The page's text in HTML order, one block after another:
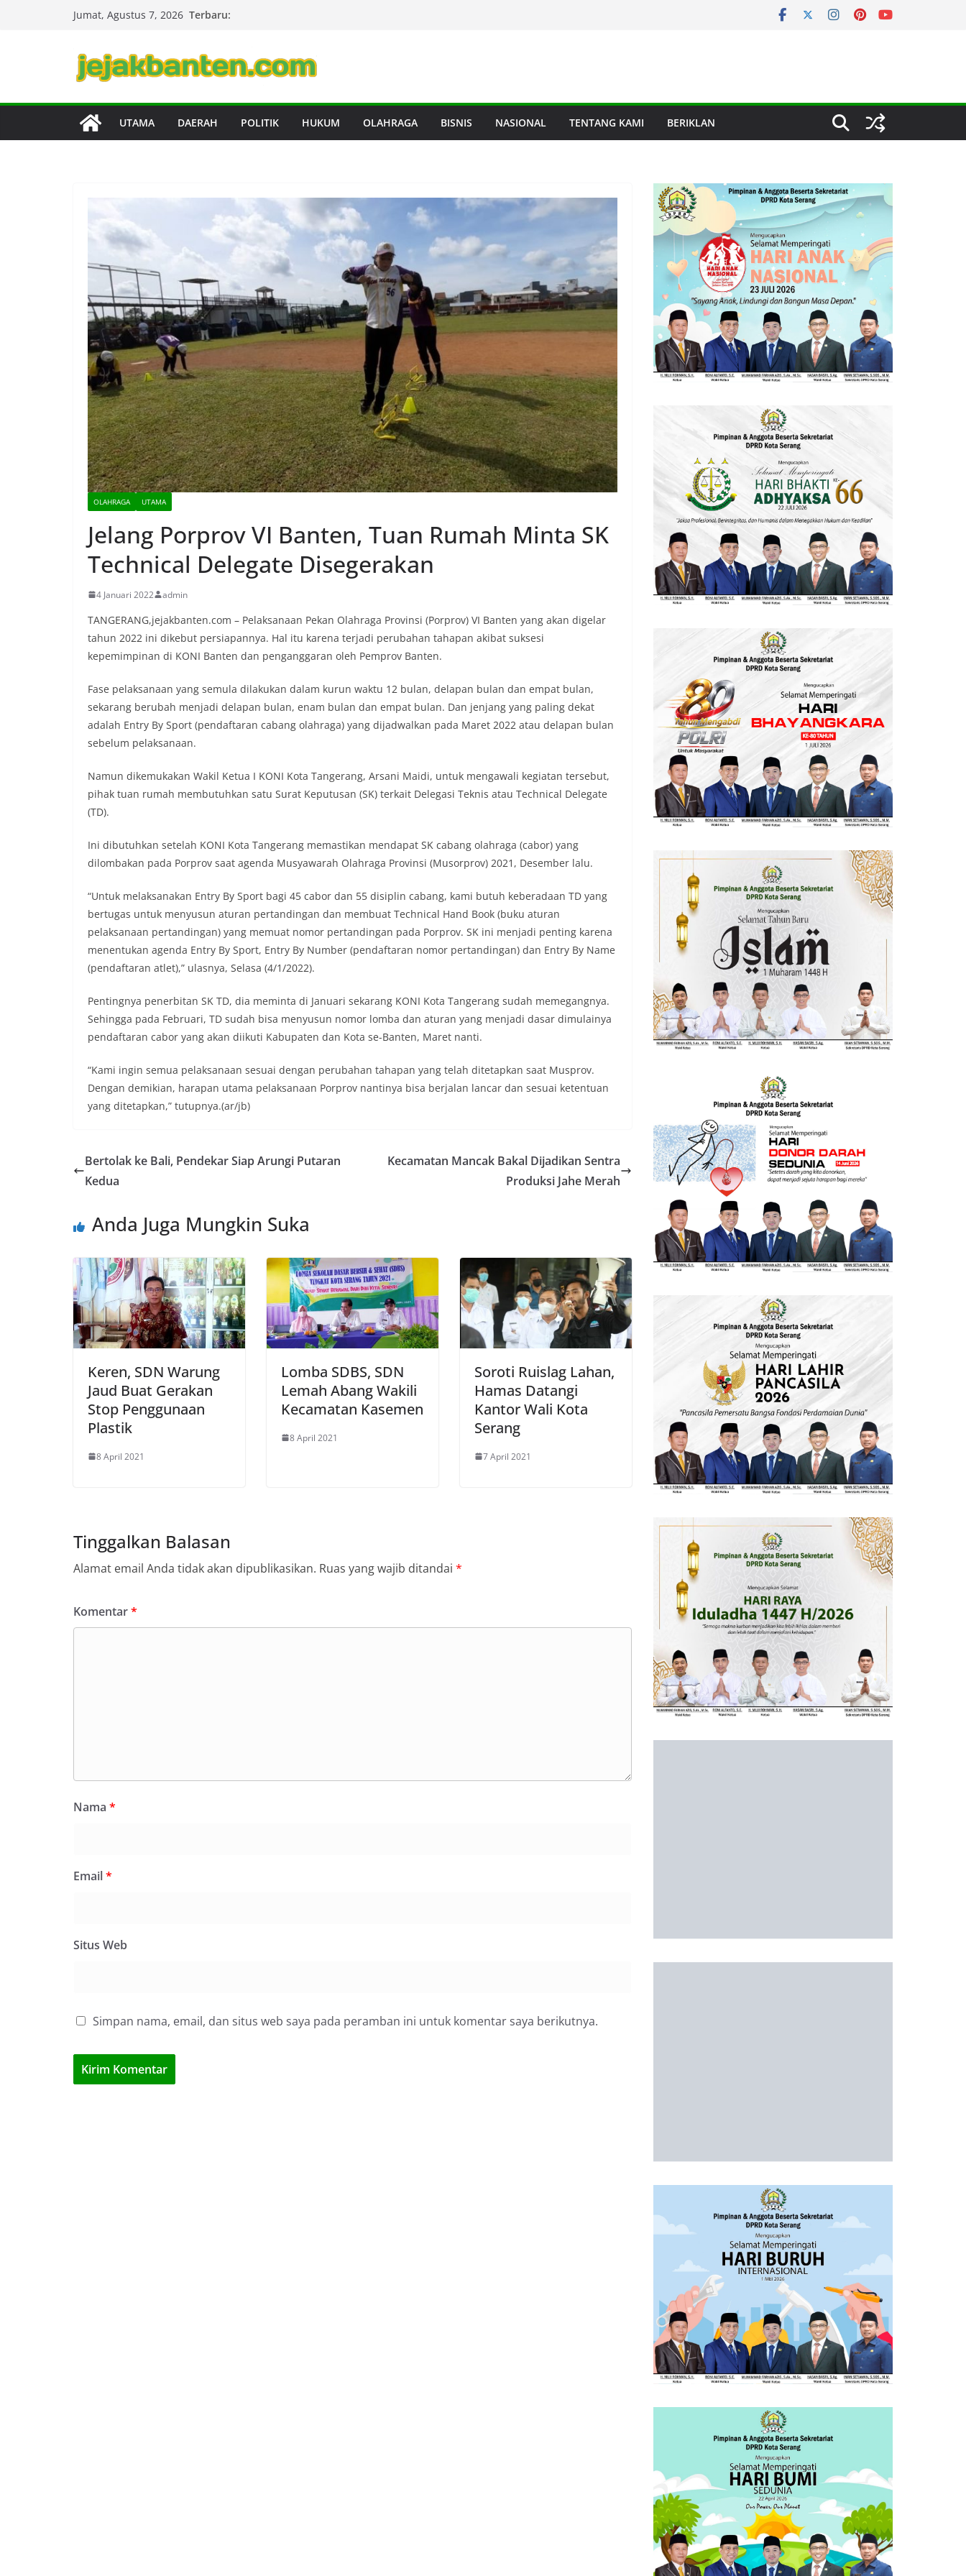
Jumat, Agustus 7, 2026 Terbaru:
UTAMA DAERAH POLITIK HUKUM OLAHRAGA BISNIS NASIONAL TENTANG KAMI BERIKLAN
OLAHRAGA UTAMA
Jelang Porprov VI Banten, Tuan Rumah Minta SK
Technical Delegate Disegerakan
4 Januari 2022 admin
TANGERANG,jejakbanten.com – Pelaksanaan Pekan Olahraga Provinsi (Porprov) VI Banten yang akan digelar
tahun 2022 ini dikebut persiapannya. Hal itu karena terjadi perubahan tahapan akibat suksesi
kepemimpinan di KONI Banten dan penganggaran oleh Pemprov Banten.
Fase pelaksanaan yang semula dilakukan dalam kurun waktu 12 bulan, delapan bulan dan empat bulan,
sekarang berubah menjadi delapan bulan, enam bulan dan empat bulan. Dan jenjang yang paling dekat
adalah Entry By Sport (pendaftaran cabang olahraga) yang dijadwalkan pada Maret 2022 atau delapan bulan
sebelum pelaksanaan.
Namun dikemukakan Wakil Ketua I KONI Kota Tangerang, Arsani Maidi, untuk mengawali kegiatan tersebut,
pihak tuan rumah membutuhkan satu Surat Keputusan (SK) terkait Delegasi Teknis atau Technical Delegate
(TD).
Ini dibutuhkan setelah KONI Kota Tangerang memastikan mendapat SK cabang olahraga (cabor) yang
dilombakan pada Porprov saat agenda Musyawarah Olahraga Provinsi (Musorprov) 2021, Desember lalu.
“Untuk melaksanakan Entry By Sport bagi 45 cabor dan 55 disiplin cabang, kami butuh keberadaan TD yang
bertugas untuk menyusun aturan pertandingan dan membuat Technical Hand Book (buku aturan
pelaksanaan pertandingan) yang memuat nomor pertandingan pada Porprov. SK ini menjadi penting karena
menentukan agenda Entry By Sport, Entry By Number (pendaftaran nomor pertandingan) dan Entry By Name
(pendaftaran atlet),” ulasnya, Selasa (4/1/2022).
Pentingnya penerbitan SK TD, dia meminta di Januari sekarang KONI Kota Tangerang sudah memegangnya.
Sehingga pada Februari, TD sudah bisa menyusun nomor lomba dan aturan yang menjadi dasar dimulainya
pendaftaran cabor yang akan diikuti Kabupaten dan Kota se-Banten, Maret nanti.
“Kami ingin semua pelaksanaan sesuai dengan perubahan tahapan yang telah ditetapkan saat Musprov.
Dengan demikian, harapan utama pelaksanaan Porprov nantinya bisa berjalan lancar dan sesuai ketentuan
yang ditetapkan,” tutupnya.(ar/jb)
Bertolak ke Bali, Pendekar Siap Arungi Putaran
Kedua
Kecamatan Mancak Bakal Dijadikan Sentra
Produksi Jahe Merah
Anda Juga Mungkin Suka
Keren, SDN Warung
Jaud Buat Gerakan
Stop Penggunaan
Plastik
8 April 2021
Lomba SDBS, SDN
Lemah Abang Wakili
Kecamatan Kasemen
8 April 2021
Soroti Ruislag Lahan,
Hamas Datangi
Kantor Wali Kota
Serang
7 April 2021
Tinggalkan Balasan
Alamat email Anda tidak akan dipublikasikan. Ruas yang wajib ditandai *
Komentar*
Nama *
Email*
Situs Web
Simpan nama, email, dan situs web saya pada peramban ini untuk komentar saya berikutnya.